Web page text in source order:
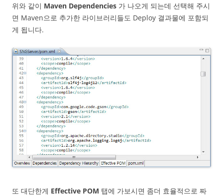
위와 같이 Maven Dependencies 가 나오게 되는데 선택해 주시
면 Maven으로 추가한 라이브러리들도 Deploy 결과물에 포함되
게 됩니다.
또 대단한게 Effective POM 탭에 가보시면 좀더 효율적으로 짜